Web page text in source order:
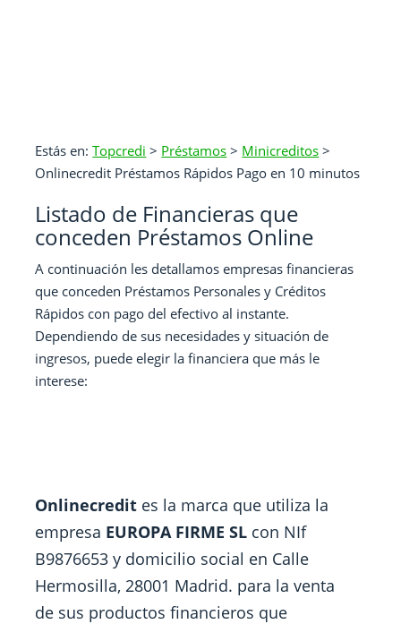
Estás en:Topcredi > Préstamos > Minicreditos >
Onlinecredit Préstamos Rápidos Pago en 10 minutos
Listado de Financieras que
conceden Préstamos Online
A continuación les detallamos empresas financieras
que conceden Préstamos Personales y Créditos
Rápidos con pago del efectivo al instante.
Dependiendo de sus necesidades y situación de
ingresos, puede elegir la financiera que más le
interese:
Onlinecredit es la marca que utiliza la
empresa EUROPA FIRME SL con NIf
B9876653 y domicilio social en Calle
Hermosilla, 28001 Madrid. para la venta
de sus productos financieros que